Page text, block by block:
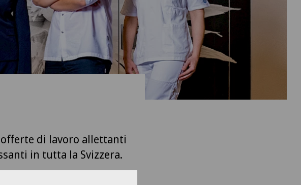
di lavoro allettanti
in tutta la Svizzera.